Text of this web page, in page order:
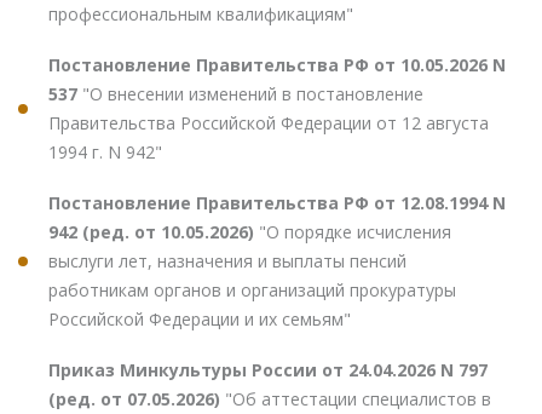
профессиональным квалификациям"
Постановление Правительства РФ от 10.05.2026 N
537 "О внесении изменений в постановление
Правительства Российской Федерации от 12 августа
1994 г. N 942"
Постановление Правительства РФ от 12.08.1994 N
942 (ред. от 10.05.2026) "О порядке исчисления
выслуги лет, назначения и выплаты пенсий
работникам органов и организаций прокуратуры
Российской Федерации и их семьям"
Приказ Минкультуры России от 24.04.2026 N 797
(ред. от 07.05.2026) "Об аттестации специалистов в